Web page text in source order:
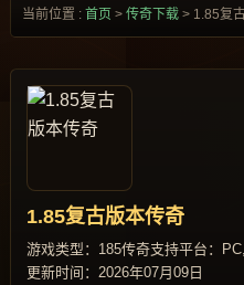
当前位置 : 首页 > 传奇下载 > 1.85复
1.85复古版本传奇
游戏类型：185传奇支持平台：
更新时间：2026年07月09日